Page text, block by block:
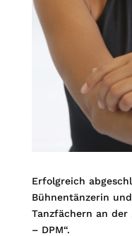
Erfolgreich
Bühnentänzerin
Tanzfächern an der
– DPM“.